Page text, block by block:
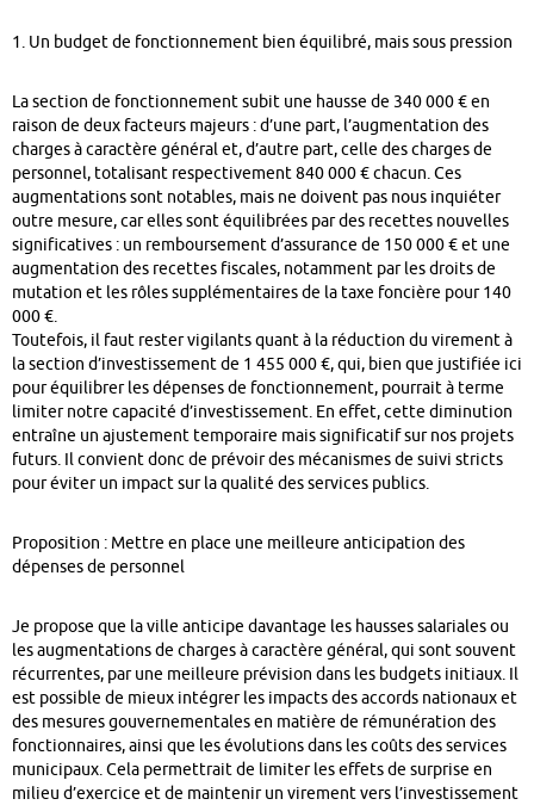
1. Un budget de fonctionnement bien équilibré, mais sous pression
La section de fonctionnement subit une hausse de 340 000 € en
raison de deux facteurs majeurs : d’une part, l’augmentation des
charges à caractère général et, d’autre part, celle des charges de
personnel, totalisant respectivement 840 000 € chacun. Ces
augmentations sont notables, mais ne doivent pas nous inquiéter
outre mesure, car elles sont équilibrées par des recettes nouvelles
significatives : un remboursement d’assurance de 150 000 € et une
augmentation des recettes fiscales, notamment par les droits de
mutation et les rôles supplémentaires de la taxe foncière pour 140
000 €.
Toutefois, il faut rester vigilants quant à la réduction du virement à
la section d’investissement de 1 455 000 €, qui, bien que justifiée ici
pour équilibrer les dépenses de fonctionnement, pourrait à terme
limiter notre capacité d’investissement. En effet, cette diminution
entraîne un ajustement temporaire mais significatif sur nos projets
futurs. Il convient donc de prévoir des mécanismes de suivi stricts
pour éviter un impact sur la qualité des services publics.
Proposition : Mettre en place une meilleure anticipation des
dépenses de personnel
Je propose que la ville anticipe davantage les hausses salariales ou
les augmentations de charges à caractère général, qui sont souvent
récurrentes, par une meilleure prévision dans les budgets initiaux. Il
est possible de mieux intégrer les impacts des accords nationaux et
des mesures gouvernementales en matière de rémunération des
fonctionnaires, ainsi que les évolutions dans les coûts des services
municipaux. Cela permettrait de limiter les effets de surprise en
milieu d’exercice et de maintenir un virement vers l’investissement